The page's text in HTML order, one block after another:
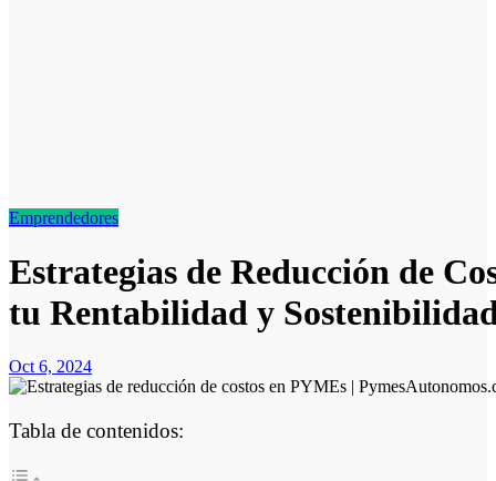
Emprendedores
Estrategias de Reducción de
tu Rentabilidad y
Oct 6, 2024
Tabla de contenidos: